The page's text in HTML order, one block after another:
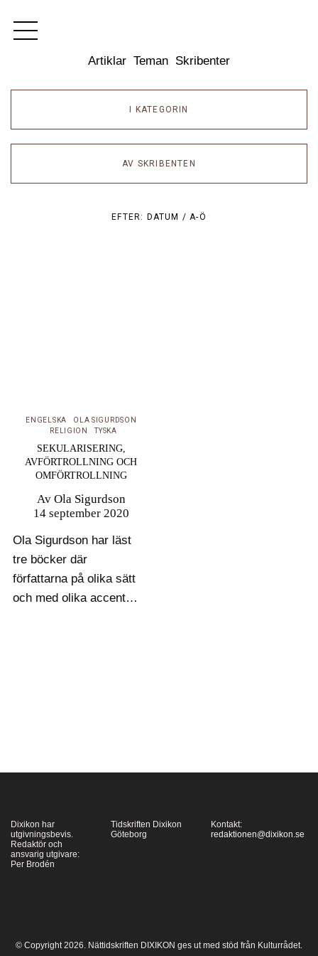
Artiklar Teman Skribenter
I KATEGORIN
AV SKRIBENTEN
EFTER: DATUM /A-Ö
ENGELSKA
OLA SIGURDSON
RELIGION
TYSKA
SEKULARISERING,
AVFÖRTROLLNING OCH
OMFÖRTROLLNING
Av Ola Sigurdson
14 september 2020
Ola Sigurdson har läst
tre böcker där
författarna på olika sätt
och med olika accenter
Dixikon har
utgivningsbevis.
Redaktör och
ansvarig utgivare:
Per Brodén
Tidskriften Dixikon
Göteborg
Kontakt:
redaktionen@dixikon.se
© Copyright 2026. Nättidskriften DIXIKON ges ut med stöd från Kulturrådet.